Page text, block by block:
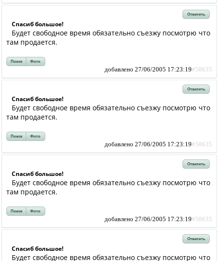
Ответить
Спасиб большое!
Будет свободное время обязательно съезжу посмотрю что
там продается.
Поиск Фото
добавлено 27/06/2005 17:23:19#58635
Ответить
Спасиб большое!
Будет свободное время обязательно съезжу посмотрю что
там продается.
Поиск Фото
добавлено 27/06/2005 17:23:19#58635
Ответить
Спасиб большое!
Будет свободное время обязательно съезжу посмотрю что
там продается.
Поиск Фото
добавлено 27/06/2005 17:23:19#58635
Ответить
Спасиб большое!
Будет свободное время обязательно съезжу посмотрю что